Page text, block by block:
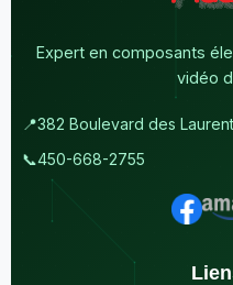
Expert en composants
vidéo
📍382 Boulevard des
📞450-668-2755